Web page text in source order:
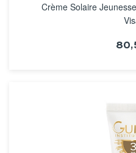
Crème Solaire